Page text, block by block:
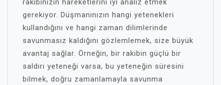
rakibinizin hareketlerini iyi analiz etmek
gerekiyor. Düşmanınızın hangi yetenekleri
kullandığını ve hangi zaman dilimlerinde
savunmasız kaldığını gözlemlemek, size büyük
avantaj sağlar. Örneğin, bir rakibin güçlü bir
saldırı yeteneği varsa, bu yeteneğin süresini
bilmek, doğru zamanlamayla savunma